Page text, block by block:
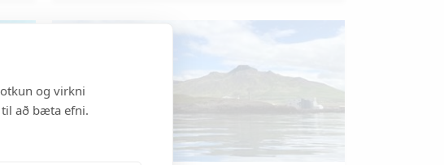
og virkni
að bæta efni.